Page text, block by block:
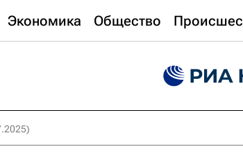
Экономика Общество